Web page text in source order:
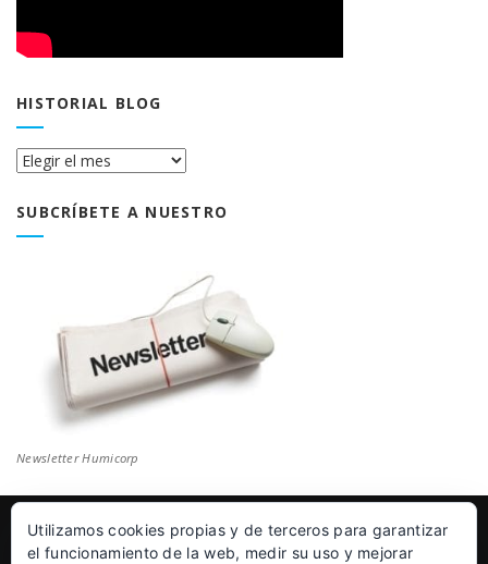
HISTORIAL BLOG
Historial
SUBCRÍBETE A NUESTRO
Newsletter Humicorp
© Humicorp Nanopolímeros S.L 2011-2026| Aviso Legal
Utilizamos cookies propias y de terceros para garantizar
el funcionamiento de la web, medir su uso y mejorar